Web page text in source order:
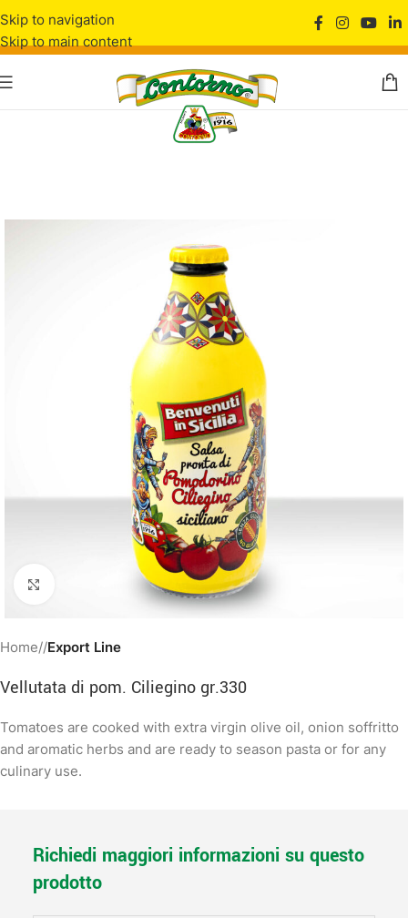
Skip to navigation
Skip to main content
Clicca per ingrandire
Home/ Export Line
Vellutata di pom. Ciliegino gr.330
Tomatoes are cooked with extra virgin olive oil, onion soffritto
and aromatic herbs and are ready to season pasta or for any
culinary use.
Richiedi maggiori informazioni su questo
prodotto